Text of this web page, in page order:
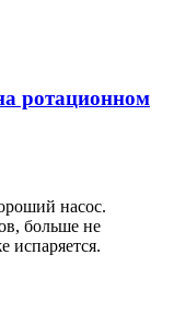
ротационном
насос.
больше не
испаряется.